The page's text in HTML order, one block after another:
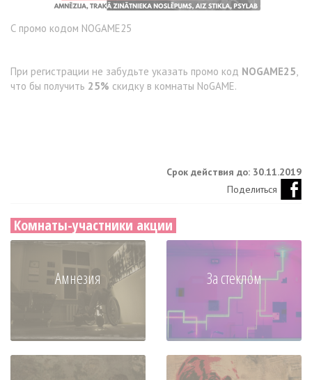
С промо кодом NOGAME25
При регистрации не забудьте указать промо код NOGAME25,
что бы получить 25% скидку в комнаты NoGAME.
Срок действия до: 30.11.2019
Поделиться
Комнаты-участники акции
Амнезия За стеклом